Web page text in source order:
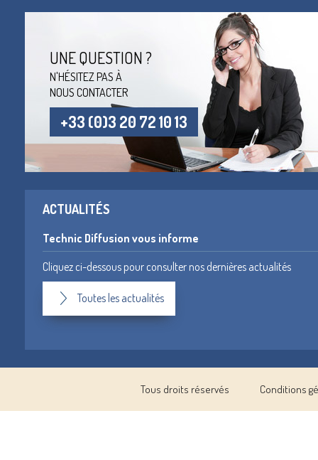
UNE QUESTION ?
N'HÉSITEZ PAS À
NOUS CONTACTER
+33 (0)3 20 72 10 13
ACTUALITÉS
Technic Diffusion vous informe
Cliquez ci-dessous pour consulter nos dernières actualités
Toutes les actualités
Tous droits réservés Conditions